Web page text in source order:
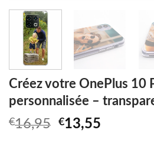
Créez votre OnePlus 10
personnalisée –
€16,95 Original
€13,55